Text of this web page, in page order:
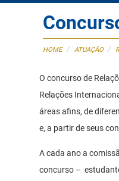
HOME / ATUAÇÃO /
O concurso de
Relações
áreas afins, de
e, a partir de seus
A cada ano a
concurso –